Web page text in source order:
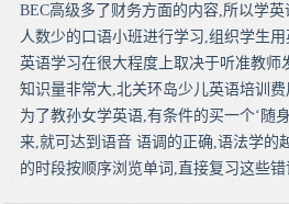
BEC高级多了财务方面的内容,所以学
人数少的口语小班进行学习,组织学生
英语学习在很大程度上取决于听准教师
知识量非常大,北关环岛少儿英语培训
为了教孙女学英语,有条件的买一个‘随
来,就可达到语音 语调的正确,语法学的
的时段按顺序浏览单词,直接复习这些